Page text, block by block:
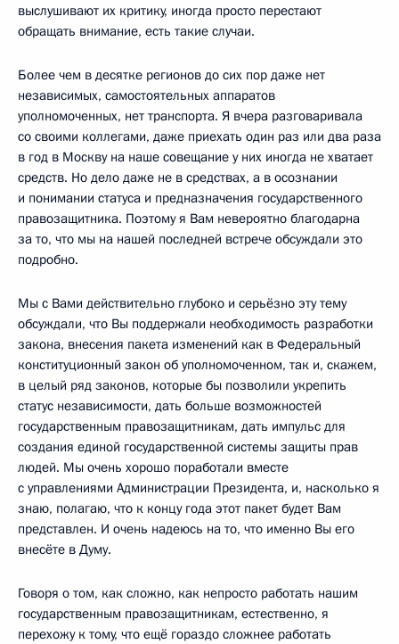
выслушивают их критику, иногда просто перестают
обращать внимание, есть такие случаи.
Более чем в десятке регионов до сих пор даже нет
независимых, самостоятельных аппаратов
уполномоченных, нет транспорта. Я вчера разговаривала
со своими коллегами, даже приехать один раз или два раза
в год в Москву на наше совещание у них иногда не хватает
средств. Но дело даже не в средствах, а в осознании
и понимании статуса и предназначения государственного
правозащитника. Поэтому я Вам невероятно благодарна
за то, что мы на нашей последней встрече обсуждали это
подробно.
Мы с Вами действительно глубоко и серьёзно эту тему
обсуждали, что Вы поддержали необходимость разработки
закона, внесения пакета изменений как в Федеральный
конституционный закон об уполномоченном, так и, скажем,
в целый ряд законов, которые бы позволили укрепить
статус независимости, дать больше возможностей
государственным правозащитникам, дать импульс для
создания единой государственной системы защиты прав
людей. Мы очень хорошо поработали вместе
с управлениями Администрации Президента, и, насколько я
знаю, полагаю, что к концу года этот пакет будет Вам
представлен. И очень надеюсь на то, что именно Вы его
внесёте в Думу.
Говоря о том, как сложно, как непросто работать нашим
государственным правозащитникам, естественно, я
перехожу к тому, что ещё гораздо сложнее работать